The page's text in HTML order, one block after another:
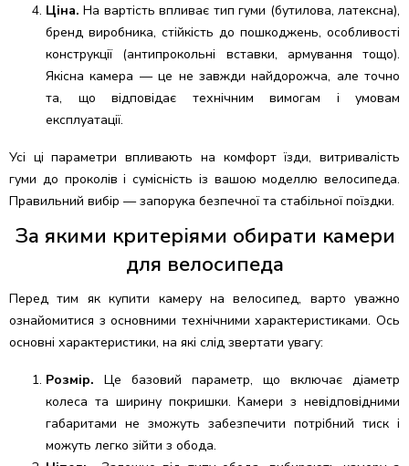
Ціна.На вартість впливає тип гуми (бутилова, латексна),
бренд виробника, стійкість до пошкоджень, особливості
конструкції (антипрокольні вставки, армування тощо).
Якісна камера — це не завжди найдорожча, але точно
та, що відповідає технічним вимогам і умовам
експлуатації.
Усі ці параметри впливають на комфорт їзди, витривалість
гуми до проколів і сумісність із вашою моделлю велосипеда.
Правильний вибір — запорука безпечної та стабільної поїздки.
За якими критеріями обирати камери
для велосипеда
Перед тим як купити камеру на велосипед, варто уважно
ознайомитися з основними технічними характеристиками. Ось
основні характеристики, на які слід звертати увагу:
Розмір. Це базовий параметр, що включає діаметр
колеса та ширину покришки. Камери з невідповідними
габаритами не зможуть забезпечити потрібний тиск і
можуть легко зійти з обода.